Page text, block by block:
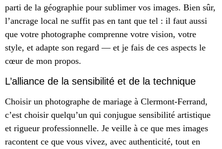
parti de la géographie pour sublimer vos images. Bien sûr,
l’ancrage local ne suffit pas en tant que tel : il faut aussi
que votre photographe comprenne votre vision, votre
style, et adapte son regard — et je fais de ces aspects le
cœur de mon propos.
L’alliance de la sensibilité et de la technique
Choisir un photographe de mariage à Clermont-Ferrand,
c’est choisir quelqu’un qui conjugue sensibilité artistique
et rigueur professionnelle. Je veille à ce que mes images
racontent ce que vous vivez, avec authenticité, tout en